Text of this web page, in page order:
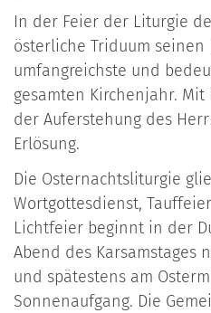
In der Feier der Liturgie
österliche Triduum
umfangreichste und
gesamten Kirchenjahr.
der Auferstehung des
Erlösung.
Die Osternachtsliturgie
Wortgottesdienst,
Lichtfeier beginnt in der
Abend des Karsamstages
und spätestens am
Sonnenaufgang. Die